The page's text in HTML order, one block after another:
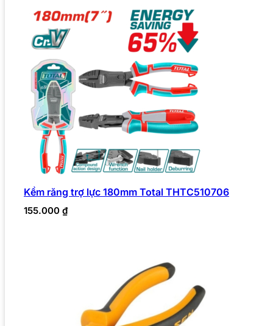
Kềm răng trợ lực 180mm Total THTC510706
155.000 ₫